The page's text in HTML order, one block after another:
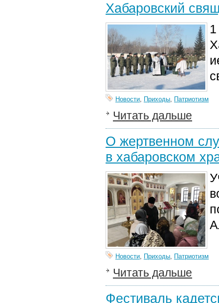
Хабаровский
Новости, Приходы, Патриотизм
Читать дальше
О жертвенном
в хабаровском
Новости, Приходы, Патриотизм
Читать дальше
Фестиваль